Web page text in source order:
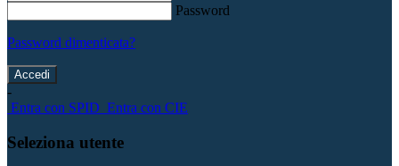
Password
Password dimenticata?
-
Entra con SPID Entra con CIE
Seleziona utente